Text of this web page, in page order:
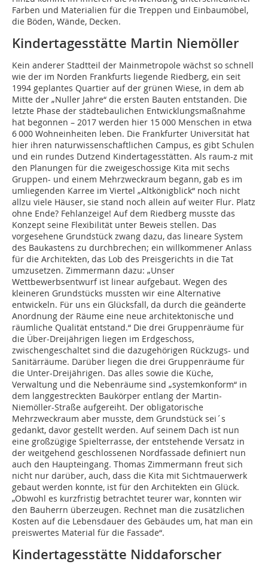
Farben und Materialien für die Treppen und Einbaumöbel,
die Böden, Wände, Decken.
Kindertagesstätte Martin Niemöller
Kein anderer Stadtteil der Mainmetropole wächst so schnell
wie der im Norden Frankfurts liegende Riedberg, ein seit
1994 geplantes Quartier auf der grünen Wiese, in dem ab
Mitte der „Nuller Jahre“ die ersten Bauten entstanden. Die
letzte Phase der städtebaulichen Entwicklungsmaßnahme
hat begonnen – 2017 werden hier 15 000 Menschen in etwa
6 000 Wohneinheiten leben. Die Frankfurter Universität hat
hier ihren naturwissenschaftlichen Campus, es gibt Schulen
und ein rundes Dutzend Kindertagesstätten. Als raum-z mit
den Planungen für die zweigeschossige Kita mit sechs
Gruppen- und einem Mehrzweckraum begann, gab es im
umliegenden Karree im Viertel „Altkönigblick“ noch nicht
allzu viele Häuser, sie stand noch allein auf weiter Flur. Platz
ohne Ende? Fehlanzeige! Auf dem Riedberg musste das
Konzept seine Flexibilität unter Beweis stellen. Das
vorgesehene Grundstück zwang dazu, das lineare System
des Baukastens zu durchbrechen; ein willkommener Anlass
für die Architekten, das Lob des Preisgerichts in die Tat
umzusetzen. Zimmermann dazu: „Unser
Wettbewerbsentwurf ist linear aufgebaut. Wegen des
kleineren Grundstücks mussten wir eine Alterna­tive
entwickeln. Für uns ein Glücksfall, da durch die geänderte
Anordnung der Räume eine neue architektonische und
räumliche Qualität entstand.“ Die drei Gruppenräume für
die Über-Dreijährigen liegen im Erdgeschoss,
zwischengeschaltet sind die dazugehörigen Rückzugs- und
Sanitärräume. Darüber liegen die drei Gruppenräume für
die Unter-Dreijährigen. Das alles sowie die Küche,
Verwaltung und die Nebenräume sind „systemkonform“ in
dem langgestreckten Baukörper entlang der Martin-
Niemöller-Straße aufgereiht. Der obligatorische
Mehrzweckraum aber musste, dem Grundstück sei´s
gedankt, davor gestellt werden. Auf seinem Dach ist nun
eine großzügige Spielterrasse, der entstehende Versatz in
der weitgehend geschlossenen Nordfassade definiert nun
auch den Haupteingang. Thomas Zimmermann freut sich
nicht nur darüber, auch, dass die Kita mit Sichtmauerwerk
gebaut werden konnte, ist für den Architekten ein Glück.
„Obwohl es kurzfristig betrachtet teurer war, konnten wir
den Bauherrn überzeugen. Rechnet man die zusätzlichen
Kosten auf die Lebensdauer des Gebäudes um, hat man ein
preiswertes Material für die Fassade“.
Kindertagesstätte Niddaforscher